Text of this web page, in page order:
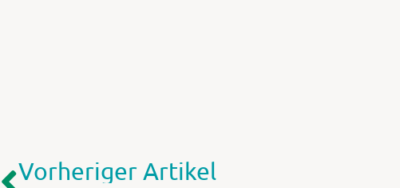
Vorheriger Artikel